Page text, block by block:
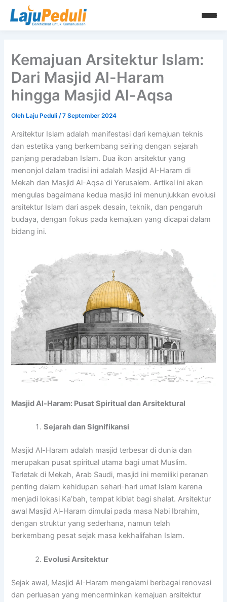
Kemajuan Arsitektur Islam:
Dari Masjid Al-Haram
hingga Masjid Al-Aqsa
Oleh Laju Peduli/7 September 2024
Arsitektur Islam adalah manifestasi dari kemajuan teknis
dan estetika yang berkembang seiring dengan sejarah
panjang peradaban Islam. Dua ikon arsitektur yang
menonjol dalam tradisi ini adalah Masjid Al-Haram di
Mekah dan Masjid Al-Aqsa di Yerusalem. Artikel ini akan
mengulas bagaimana kedua masjid ini menunjukkan evolusi
arsitektur Islam dari aspek desain, teknik, dan pengaruh
budaya, dengan fokus pada kemajuan yang dicapai dalam
bidang ini.
Masjid Al-Haram: Pusat Spiritual dan Arsitektural
Sejarah dan Signifikansi
Masjid Al-Haram adalah masjid terbesar di dunia dan
merupakan pusat spiritual utama bagi umat Muslim.
Terletak di Mekah, Arab Saudi, masjid ini memiliki peranan
penting dalam kehidupan sehari-hari umat Islam karena
menjadi lokasi Ka’bah, tempat kiblat bagi shalat. Arsitektur
awal Masjid Al-Haram dimulai pada masa Nabi Ibrahim,
dengan struktur yang sederhana, namun telah
berkembang pesat sejak masa kekhalifahan Islam.
Evolusi Arsitektur
Sejak awal, Masjid Al-Haram mengalami berbagai renovasi
dan perluasan yang mencerminkan kemajuan arsitektur